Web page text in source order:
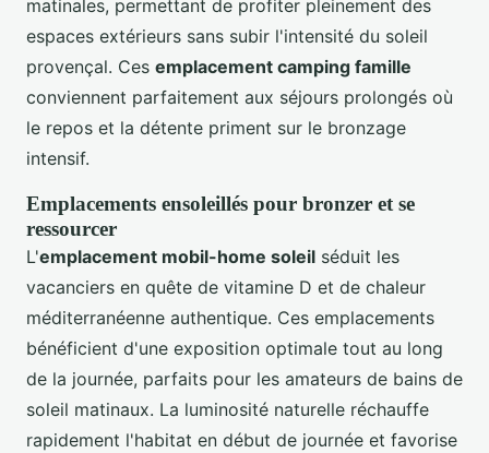
matinales, permettant de profiter pleinement des
espaces extérieurs sans subir l'intensité du soleil
provençal. Ces emplacement camping famille
conviennent parfaitement aux séjours prolongés où
le repos et la détente priment sur le bronzage
intensif.
Emplacements ensoleillés pour bronzer et se
ressourcer
L'emplacement mobil-home soleil séduit les
vacanciers en quête de vitamine D et de chaleur
méditerranéenne authentique. Ces emplacements
bénéficient d'une exposition optimale tout au long
de la journée, parfaits pour les amateurs de bains de
soleil matinaux. La luminosité naturelle réchauffe
rapidement l'habitat en début de journée et favorise